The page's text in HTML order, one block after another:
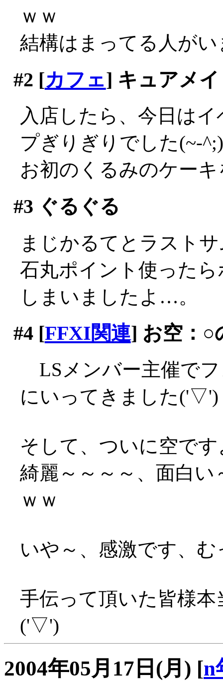
ｗｗ
結構はまってる人が
#2 [カフェ] キュアメ
入店したら、今日は
プぎりぎりでした(~-^;)
お初のくるみのケー
#3 ぐるぐる
まじかるてとラスト
石丸ポイント使った
しまいましたよ…。
#4[FFXI関連] お空：○
LSメンバー主催で
にいってきました('▽')
そして、ついに空です
綺麗～～～～、面白
ｗｗ
いや～、感激です、
手伝って頂いた皆様
('▽')
2004年05月17日(月) [n